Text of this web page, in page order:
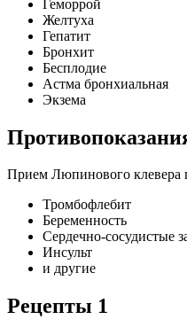
Геморрой
Желтуха
Гепатит
Бронхит
Бесплодие
Астма бронхиальная
Экзема
Прием Люпинового клевера
Тромбофлебит
Беременность
Сердечно-сосудистые
Инсульт
и другие
Рецепты 1